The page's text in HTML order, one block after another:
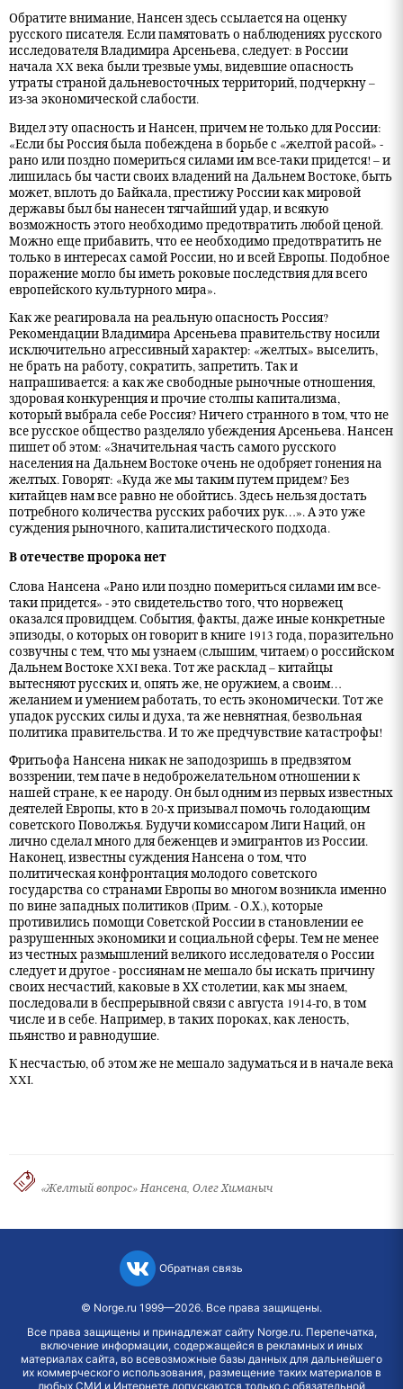
Обратите внимание, Нансен здесь ссылается на оценку
русского писателя. Если памятовать о наблюдениях русского
исследователя Владимира Арсеньева, следует: в России
начала XX века были трезвые умы, видевшие опасность
утраты страной дальневосточных территорий, подчеркну –
из-за экономической слабости.
Видел эту опасность и Нансен, причем не только для России:
«Если бы Россия была побеждена в борьбе с «желтой расой» -
рано или поздно помериться силами им все-таки придется! – и
лишилась бы части своих владений на Дальнем Востоке, быть
может, вплоть до Байкала, престижу России как мировой
державы был бы нанесен тягчайший удар, и всякую
возможность этого необходимо предотвратить любой ценой.
Можно еще прибавить, что ее необходимо предотвратить не
только в интересах самой России, но и всей Европы. Подобное
поражение могло бы иметь роковые последствия для всего
европейского культурного мира».
Как же реагировала на реальную опасность Россия?
Рекомендации Владимира Арсеньева правительству носили
исключительно агрессивный характер: «желтых» выселить,
не брать на работу, сократить, запретить. Так и
напрашивается: а как же свободные рыночные отношения,
здоровая конкуренция и прочие столпы капитализма,
который выбрала себе Россия? Ничего странного в том, что не
все русское общество разделяло убеждения Арсеньева. Нансен
пишет об этом: «Значительная часть самого русского
населения на Дальнем Востоке очень не одобряет гонения на
желтых. Говорят: «Куда же мы таким путем придем? Без
китайцев нам все равно не обойтись. Здесь нельзя достать
потребного количества русских рабочих рук…». А это уже
суждения рыночного, капиталистического подхода.
В отечестве пророка нет
Слова Нансена «Рано или поздно помериться силами им все-
таки придется» - это свидетельство того, что норвежец
оказался провидцем. События, факты, даже иные конкретные
эпизоды, о которых он говорит в книге 1913 года, поразительно
созвучны с тем, что мы узнаем (слышим, читаем) о российском
Дальнем Востоке XXI века. Тот же расклад – китайцы
вытесняют русских и, опять же, не оружием, а своим…
желанием и умением работать, то есть экономически. Тот же
упадок русских силы и духа, та же невнятная, безвольная
политика правительства. И то же предчувствие катастрофы!
Фритьофа Нансена никак не заподозришь в предвзятом
воззрении, тем паче в недоброжелательном отношении к
нашей стране, к ее народу. Он был одним из первых известных
деятелей Европы, кто в 20-х призывал помочь голодающим
советского Поволжья. Будучи комиссаром Лиги Наций, он
лично сделал много для беженцев и эмигрантов из России.
Наконец, известны суждения Нансена о том, что
политическая конфронтация молодого советского
государства со странами Европы во многом возникла именно
по вине западных политиков (Прим. - О.Х.), которые
противились помощи Советской России в становлении ее
разрушенных экономики и социальной сферы. Тем не менее
из честных размышлений великого исследователя о России
следует и другое - россиянам не мешало бы искать причину
своих несчастий, каковые в ХХ столетии, как мы знаем,
последовали в беспрерывной связи с августа 1914-го, в том
числе и в себе. Например, в таких пороках, как леность,
пьянство и равнодушие.
К несчастью, об этом же не мешало задуматься и в начале века
XXI.
«Желтый вопрос» Нансена, Олег Химаныч
Обратная связь
© Norge.ru 1999—2026. Все права защищены.
Все права защищены и принадлежат сайту Norge.ru. Перепечатка,
включение информации, содержащейся в рекламных и иных
материалах сайта, во всевозможные базы данных для дальнейшего
их коммерческого использования, размещение таких материалов в
любых СМИ и Интернете допускаются только с обязательной